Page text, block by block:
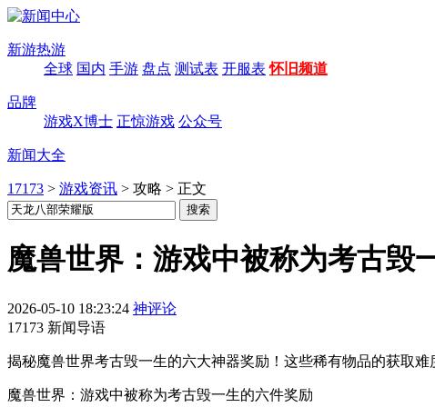
新游热游
全球 国内 手游 盘点 测试表 开服表 怀旧频道
品牌
游戏X博士 正惊游戏 公众号
新闻大全
17173 > 游戏资讯 > 攻略 > 正文
魔兽世界：游戏中被称为考古毁
2026-05-10 18:23:24 神评论
17173 新闻导语
揭秘魔兽世界考古毁一生的六大神器奖励！这些稀有物品的获取
魔兽世界：游戏中被称为考古毁一生的六件奖励